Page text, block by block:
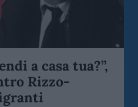
a casa tua?”,
Rizzo-